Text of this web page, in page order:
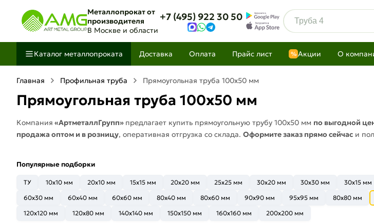
Металлопрокат от
производителя
В Москве и области
+7 (495) 922 30 50
Каталог металлопроката Доставка Оплата Прайс лист % Акции О
Главная Профильная труба Прямоугольная труба 100х50 мм
Прямоугольная труба 100х50 мм
Компания «АртметаллГрупп» предлагает купить прямоугольную трубу 100х50 мм по выгодной
продажа оптом и в розницу, оперативная отгрузка со склада. Оформите заказ прямо сейчас и
Популярные подборки
ТУ 10x10 мм 20х10 мм 15x15 мм 20х20 мм 25х25 мм 30х20 мм 30x30 мм 30x15 мм
60x30 мм
60x40 мм 60x60 мм 80x40 мм 80x60 мм 90x90 мм 95x95 мм 80x80 мм
120x120 мм
120x80 мм 140x140 мм 150x150 мм 160x160 мм 200x200 мм